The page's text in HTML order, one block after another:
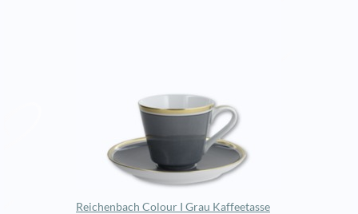
Reichenbach Colour I Grau Kaffeetasse